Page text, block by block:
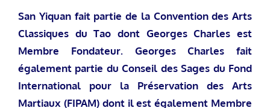
San Yiquan fait partie de la Convention des Arts
Classiques du Tao dont Georges Charles est
Membre Fondateur.
Georges Charles fait
également partie du Conseil des Sages du Fond
International pour la Préservation des Arts
Martiaux (FIPAM) dont il est également Membre